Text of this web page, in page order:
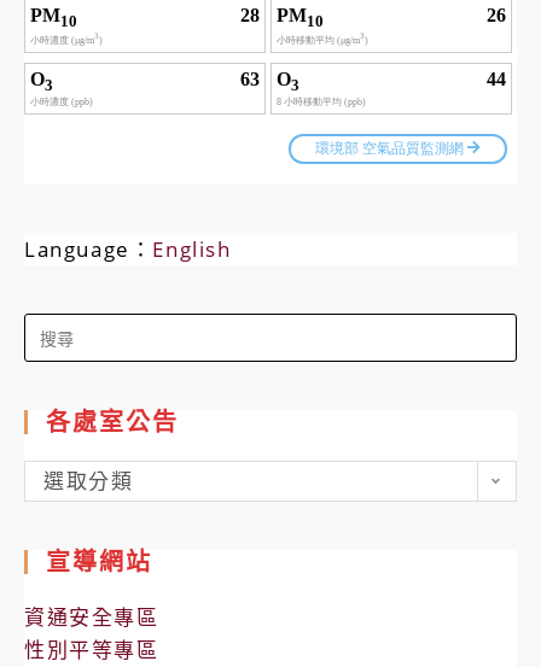
Language： English
Search
for:
各處室公告
各
處
公
告
選取分類
宣導網站
資通安全專區
性別平等專區